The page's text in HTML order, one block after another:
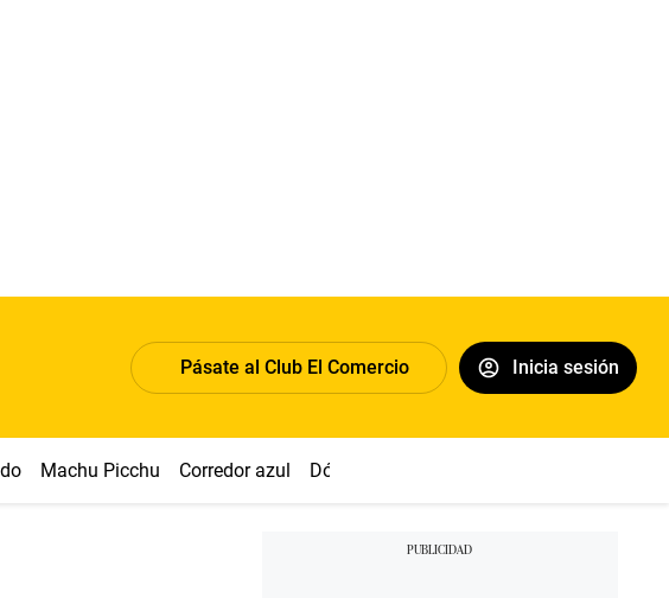
Pásate al Club El Comercio Inicia sesión
Machu Picchu Corredor azul Dólar